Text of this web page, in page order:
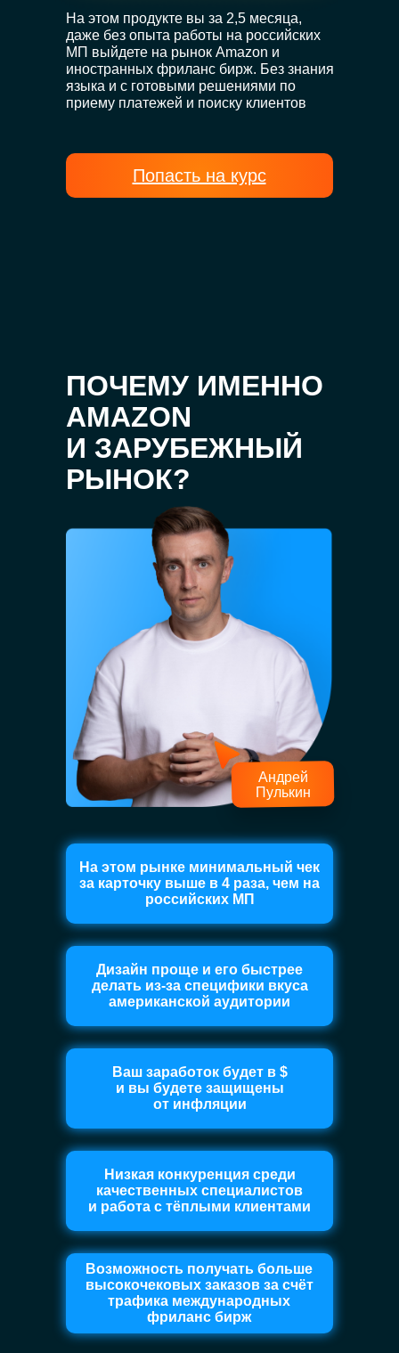
На этом продукте вы за 2,5 месяца,
даже без опыта работы на российских
МП выйдете на рынок Amazon и
иностранных фриланс бирж. Без знания
языка и с готовыми решениями по
приему платежей и поиску клиентов
Попасть на курс
Низкая конкуренция среди
качественных специалистов
и работа с тёплыми клиентами
Возможность получать больше
высокочековых заказов за счёт
трафика международных
фриланс бирж
Ваш заработок будет в $
и вы будете защищены
от инфляции
Дизайн проще и его быстрее
делать из-за специфики вкуса
американской аудитории
На этом рынке минимальный чек
за карточку выше в 4 раза, чем на
российских МП
ПОЧЕМУ ИМЕННО
AMAZON
И ЗАРУБЕЖНЫЙ
РЫНОК?
Андрей
Пулькин